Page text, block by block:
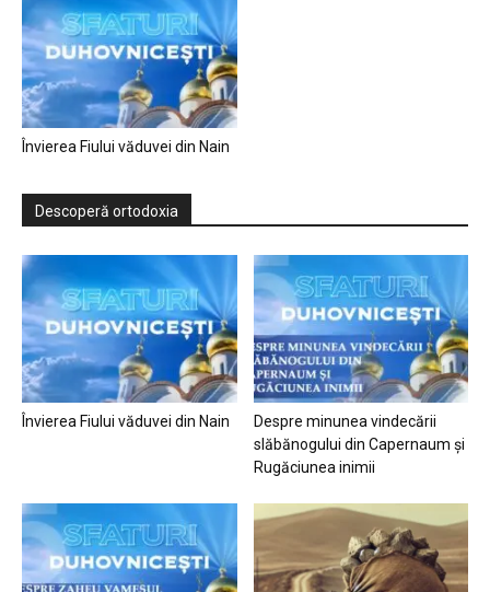
Învierea Fiului văduvei din Nain
Descoperă ortodoxia
Învierea Fiului văduvei din Nain
Despre minunea vindecării
slăbănogului din Capernaum și
Rugăciunea inimii